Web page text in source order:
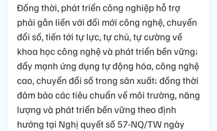
Đồng thời, phát triển công nghiệp hỗ trợ
phải gắn liền với đổi mới công nghệ, chuyển
đổi số, tiến tới tự lực, tự chủ, tự cường về
khoa học công nghệ và phát triển bền vững;
đẩy mạnh ứng dụng tự động hóa, công nghệ
cao, chuyển đổi số trong sản xuất; đồng thời
đảm bảo các tiêu chuẩn về môi trường, năng
lượng và phát triển bền vững theo định
hướng tại Nghị quyết số 57-NQ/TW ngày